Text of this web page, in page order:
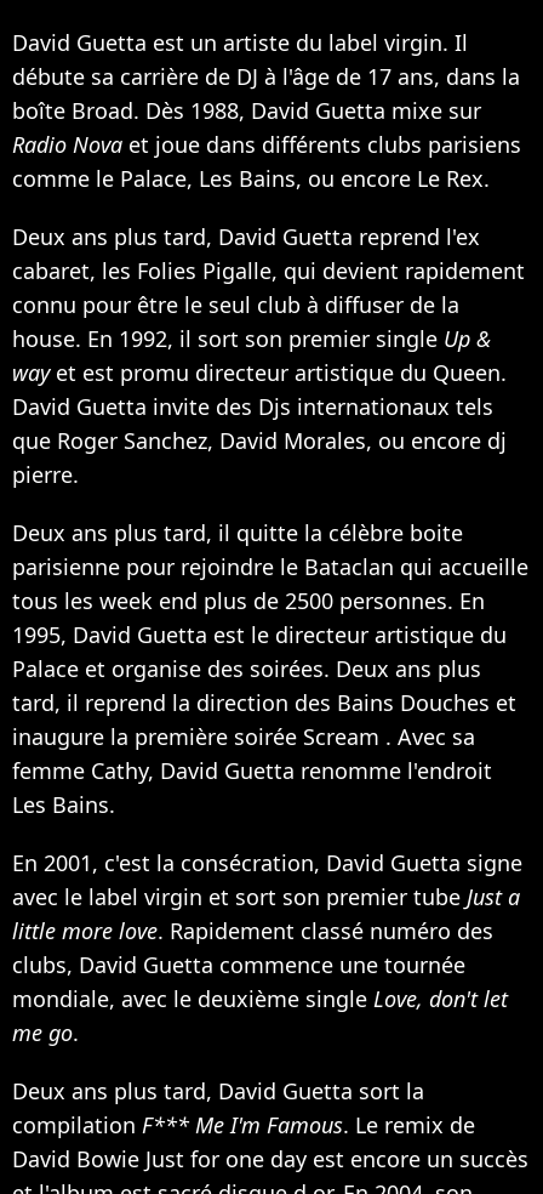
David Guetta est un artiste du label virgin. Il
débute sa carrière de DJ à l'âge de 17 ans, dans la
boîte Broad. Dès 1988, David Guetta mixe sur
Radio Nova et joue dans différents clubs parisiens
comme le Palace, Les Bains, ou encore Le Rex.
Deux ans plus tard, David Guetta reprend l'ex
cabaret, les Folies Pigalle, qui devient rapidement
connu pour être le seul club à diffuser de la
house. En 1992, il sort son premier single Up &
wayet est promu directeur artistique du Queen.
David Guetta invite des Djs internationaux tels
que Roger Sanchez, David Morales, ou encore dj
pierre.
Deux ans plus tard, il quitte la célèbre boite
parisienne pour rejoindre le Bataclan qui accueille
tous les week end plus de 2500 personnes. En
1995, David Guetta est le directeur artistique du
Palace et organise des soirées. Deux ans plus
tard, il reprend la direction des Bains Douches et
inaugure la première soirée Scream . Avec sa
femme Cathy, David Guetta renomme l'endroit
Les Bains.
En 2001, c'est la consécration, David Guetta signe
avec le label virgin et sort son premier tube Just a
little more love. Rapidement classé numéro des
clubs, David Guetta commence une tournée
mondiale, avec le deuxième single Love, don't let
me go.
Deux ans plus tard, David Guetta sort la
compilation F*** Me I'm Famous. Le remix de
David Bowie Just for one day est encore un succès